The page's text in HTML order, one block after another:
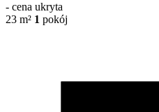
- cena ukryta
23 m² 1 pokój